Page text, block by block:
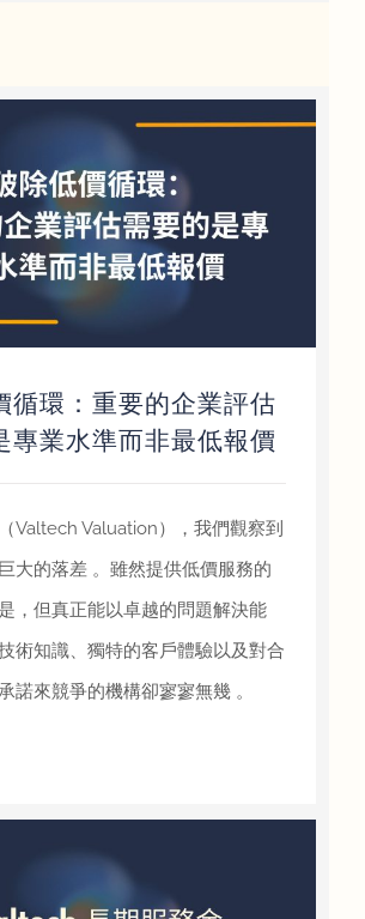
循環：重要的企業評估
專業水準而非最低報價
Valtech Valuation），我們觀察到
大的落差 。雖然提供低價服務的
，但真正能以卓越的問題解決能
術知識、獨特的客戶體驗以及對合
諾來競爭的機構卻寥寥無幾 。